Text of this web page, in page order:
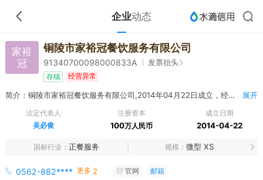
企业动态
家裕
冠
铜陵市家裕冠餐饮服务有限公司
91340700098000833A 发票抬头
存续 经营异常
简介：铜陵市家裕冠餐饮服务有限公司,2014年04月22日成立，经营范围包括大型餐馆（中餐类制售，不含凉菜、不含生食海产品、不含裱花蛋糕），卷烟零售，会务服务。（依法需经批准的项目，经相关部门批准后，方可开展经营活动） 展开
法定代表人
吴必俊
注册资本
100万人民币
成立日期
2014-04-22
国标行业 正餐服务 规模 微型 XS
0562-882**** 更多 2 官网 邮箱